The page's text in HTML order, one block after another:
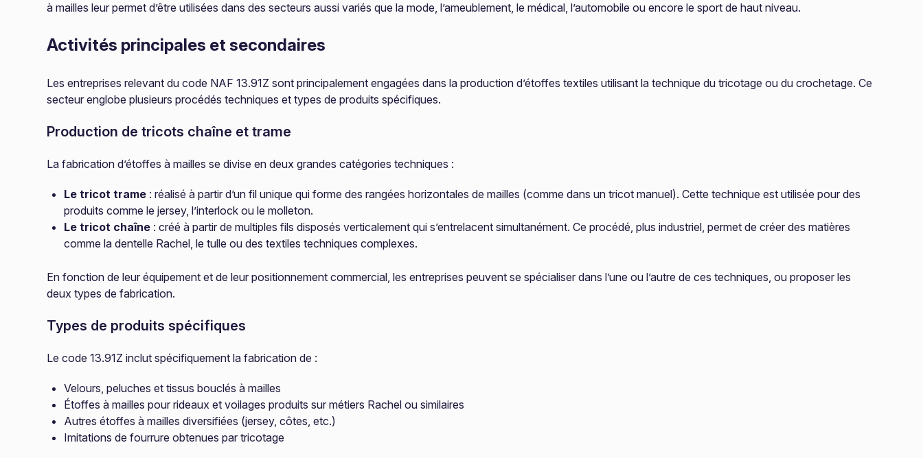
à mailles leur permet d’être utilisées dans des secteurs aussi variés que la mode, l’ameublement, le médical, l’automobile ou encore le sport de haut niveau.
Activités principales et secondaires
Les entreprises relevant du code NAF 13.91Z sont principalement engagées dans la production d’étoffes textiles utilisant la technique du tricotage ou du crochetage. Ce
secteur englobe plusieurs procédés techniques et types de produits spécifiques.
Production de tricots chaîne et trame
La fabrication d’étoffes à mailles se divise en deux grandes catégories techniques :
Le tricot trame : réalisé à partir d’un fil unique qui forme des rangées horizontales de mailles (comme dans un tricot manuel). Cette technique est utilisée pour des
produits comme le jersey, l’interlock ou le molleton.
Le tricot chaîne : créé à partir de multiples fils disposés verticalement qui s’entrelacent simultanément. Ce procédé, plus industriel, permet de créer des matières
comme la dentelle Rachel, le tulle ou des textiles techniques complexes.
En fonction de leur équipement et de leur positionnement commercial, les entreprises peuvent se spécialiser dans l’une ou l’autre de ces techniques, ou proposer les
deux types de fabrication.
Types de produits spécifiques
Le code 13.91Z inclut spécifiquement la fabrication de :
Velours, peluches et tissus bouclés à mailles
Étoffes à mailles pour rideaux et voilages produits sur métiers Rachel ou similaires
Autres étoffes à mailles diversifiées (jersey, côtes, etc.)
Imitations de fourrure obtenues par tricotage